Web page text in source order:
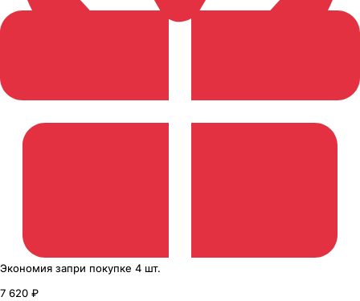
Экономия запри покупке 4 шт.
7 620 ₽